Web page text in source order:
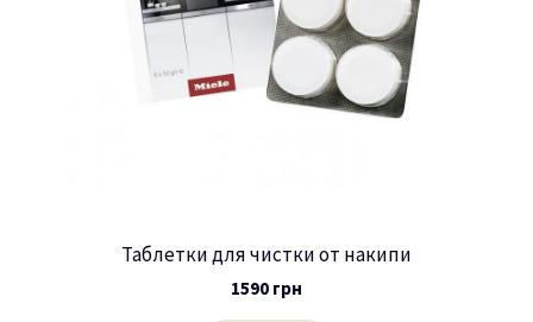
Таблетки для чистки от накипи
1590 грн